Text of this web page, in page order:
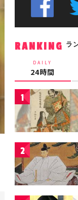
RANKING ラ
DAILY
24時間
1
2